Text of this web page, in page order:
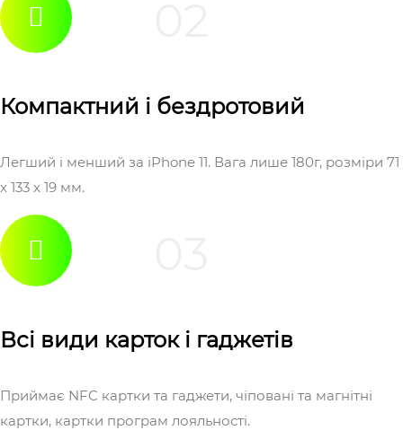
Компактний і бездротовий
Легший і менший за iPhone 11. Вага лише 180г, розміри 71
x 133 x 19 мм.
Всі види карток і гаджетів
Приймає NFC картки та гаджети, чіповані та магнітні
картки, картки програм лояльності.